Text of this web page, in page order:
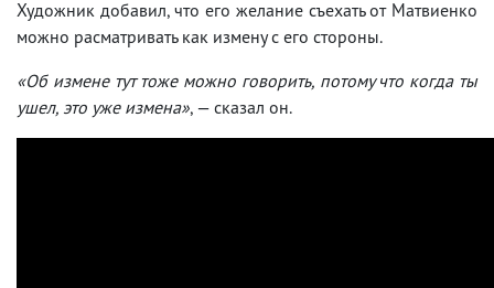
Художник добавил, что его желание съехать от Матвиенко
можно расматривать как измену с его стороны.
«Об измене тут тоже можно говорить, потому что когда ты
ушел, это уже измена», — сказал он.